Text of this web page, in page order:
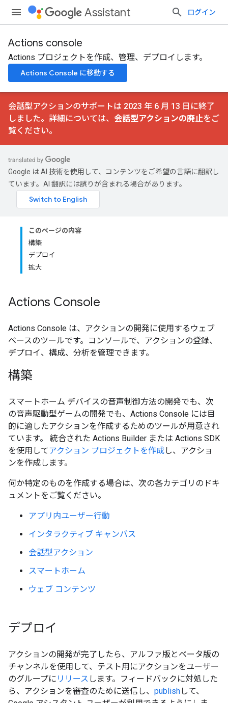
Assistant ログイン
Actions console
Actions プロジェクトを作成、管理、デプロイします。
Actions Console に移動する
会話型アクションのサポートは 2023 年 6 月 13 日に終了
しました。詳細については、 会話型アクションの廃止をご
覧ください。
Google は AI 技術を使用して、コンテンツをご希望の言語に翻訳し
ています。AI 翻訳には誤りが含まれる場合があります。
このページの内容
構築
デプロイ
拡大
Actions Console
Actions Console は、アクションの開発に使用するウェブ
ベースのツールです。コンソールで、アクションの登録、
デプロイ、構成、分析を管理できます。
構築
スマートホーム デバイスの音声制御方法の開発でも、次
の音声駆動型ゲームの開発でも、Actions Console には目
的に適したアクションを作成するためのツールが用意され
ています。 統合された Actions Builder または Actions SDK
を使用してアクション プロジェクトを作成し、アクショ
ンを作成します。
何か特定のものを作成する場合は、次の各カテゴリのドキ
ュメントをご覧ください。
アプリ内ユーザー行動
インタラクティブ キャンバス
会話型アクション
スマートホーム
ウェブ コンテンツ
デプロイ
アクションの開発が完了したら、アルファ版とベータ版の
チャンネルを使用して、テスト用にアクションをユーザー
のグループに リリース します。フィードバックに対処した
ら、アクションを審査のために送信し、 publishして、